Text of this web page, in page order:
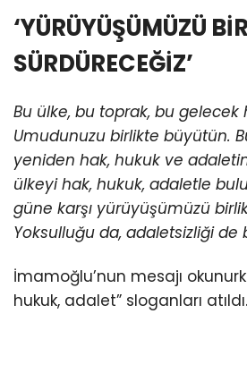
‘YÜRÜYÜŞÜMÜZÜ
SÜRDÜRECEĞİZ’
Bu ülke, bu toprak, bu gelecek
Umudunuzu birlikte büyütün.
yeniden hak, hukuk ve
ülkeyi hak, hukuk, adaletle
güne karşı yürüyüşümüzü
Yoksulluğu da, adaletsizliği de
İmamoğlu’nun mesajı
hukuk, adalet” sloganları atıldı.